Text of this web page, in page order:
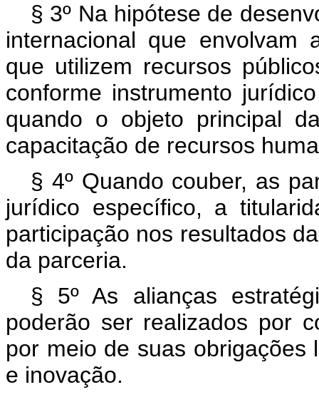
§ 3º Na hipótese de
internacional que envolvam
que utilizem recursos
conforme instrumento
quando o objeto principal
capacitação de recursos
§ 4º Quando couber, as
jurídico específico, a
participação nos resultados
da parceria.
§ 5º As alianças
poderão ser realizados por
por meio de suas obrigações
e inovação.